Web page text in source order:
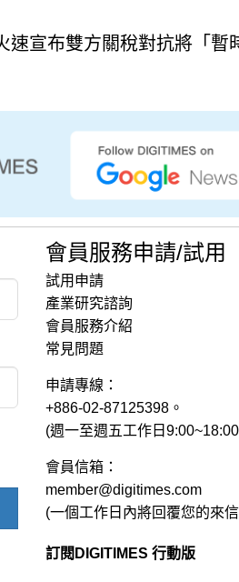
宣布雙方關稅對抗將「暫
會員服務申請/試用
試用申請
產業研究諮詢
會員服務介紹
常見問題
申請專線：
+886-02-87125398。
(週一至週五工作日
會員信箱：
member@digitimes.com
(一個工作日內將回覆您的來
訂閱DIGITIMES 行動版